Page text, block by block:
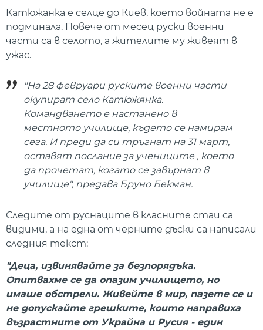
Катюжанка е селце до Киев, което войната не е
подминала. Повече от месец руски военни
части са в селото, а жителите му живеят в
ужас.
"На 28 февруари руските военни части
окупират село Катюжянка.
Командването е настанено в
местното училище, където се намирам
сега. И преди да си тръгнат на 31 март,
оставят послание за учениците , което
да прочетат, когато се завърнат в
училище", предава Бруно Бекман.
Следите от руснаците в класните стаи са
видими, а на една от черните дъски са написали
следния текст:
"Деца, извинявайте за безпорядъка.
Опитвахме се да опазим училището, но
имаше обстрели. Живейте в мир, пазете се и
не допускайте грешките, които направиха
възрастните от Украйна и Русия - един